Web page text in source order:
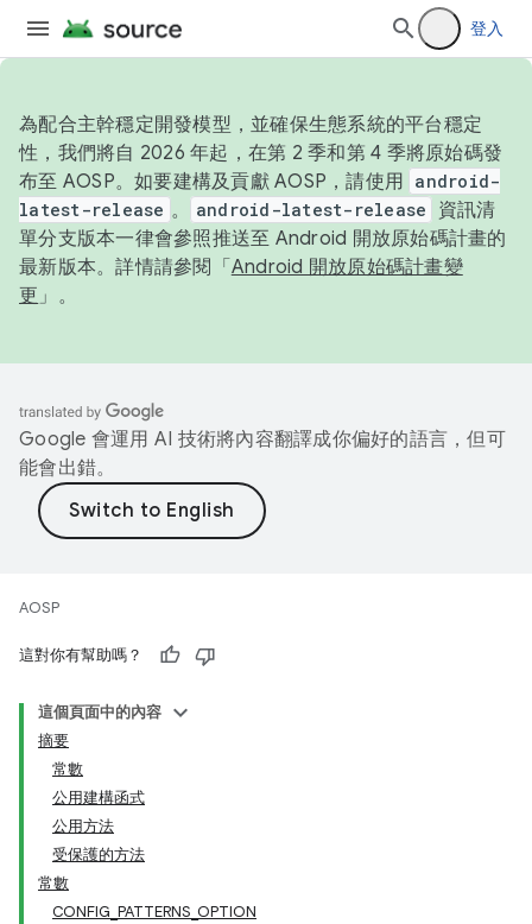
登入
為配合主幹穩定開發模型，並確保生態系統的平台穩定
性，我們將自 2026 年起，在第 2 季和第 4 季將原始碼發
布至 AOSP。如要建構及貢獻 AOSP，請使用 android-
latest-release 。 android-latest-release
資訊清
單分支版本一律會參照推送至 Android 開放原始碼計畫的
最新版本。詳情請參閱「 Android 開放原始碼計畫變
更 」。
Google 會運用 AI 技術將內容翻譯成你偏好的語言，但可
能會出錯。
AOSP
這對你有幫助嗎？
這個頁面中的內容
摘要
常數
公用建構函式
公用方法
受保護的方法
常數
CONFIG_PATTERNS_OPTION